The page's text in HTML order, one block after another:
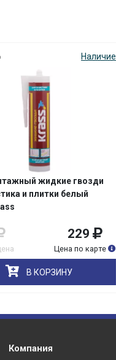
Наличие
жидкие гвозди
и плитки белый
229
Цена по карте
В КОРЗИНУ
Компания